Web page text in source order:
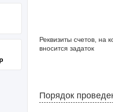
Реквизиты счетов, на
вносится задаток
Порядок